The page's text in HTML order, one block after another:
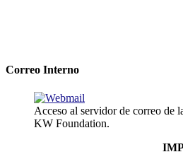
Correo Interno
Acceso al servidor de correo de
KW Foundation.